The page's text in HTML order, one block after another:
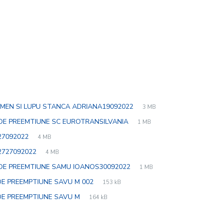
SI LUPU STANCA ADRIANA19092022
File
pdf
File
3 MB
PREEMTIUNE SC EUROTRANSILVANIA
File
pdf
File
1 MB
File
pdf
File
4 MB
File
pdf
File
4 MB
PREEMTIUNE SAMU IOANOS30092022
File
pdf
File
1 MB
PREEMPTIUNE SAVU M 002
File
jpg
File
153 kB
PREEMPTIUNE SAVU M
File
jpg
File
164 kB